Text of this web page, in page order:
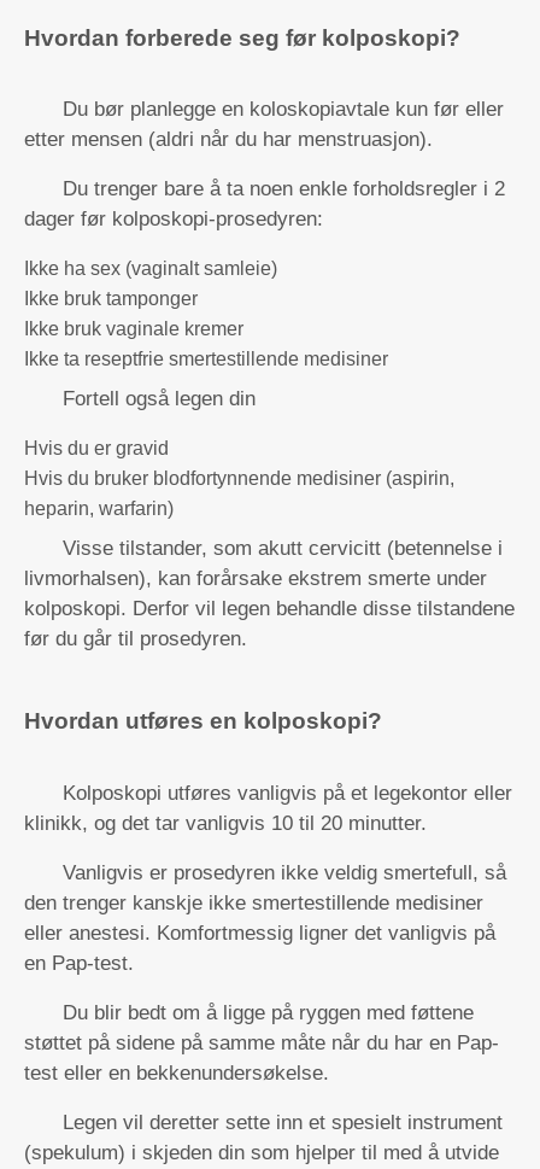
Hvordan forberede seg før kolposkopi?
Du bør planlegge en koloskopiavtale kun før eller
etter mensen (aldri når du har menstruasjon).
Du trenger bare å ta noen enkle forholdsregler i 2
dager før kolposkopi-prosedyren:
Ikke ha sex (vaginalt samleie)
Ikke bruk tamponger
Ikke bruk vaginale kremer
Ikke ta reseptfrie smertestillende medisiner
Fortell også legen din
Hvis du er gravid
Hvis du bruker blodfortynnende medisiner (aspirin,
heparin, warfarin)
Visse tilstander, som akutt cervicitt (betennelse i
livmorhalsen), kan forårsake ekstrem smerte under
kolposkopi. Derfor vil legen behandle disse tilstandene
før du går til prosedyren.
Hvordan utføres en kolposkopi?
Kolposkopi utføres vanligvis på et legekontor eller
klinikk, og det tar vanligvis 10 til 20 minutter.
Vanligvis er prosedyren ikke veldig smertefull, så
den trenger kanskje ikke smertestillende medisiner
eller anestesi. Komfortmessig ligner det vanligvis på
en Pap-test.
Du blir bedt om å ligge på ryggen med føttene
støttet på sidene på samme måte når du har en Pap-
test eller en bekkenundersøkelse.
Legen vil deretter sette inn et spesielt instrument
(spekulum) i skjeden din som hjelper til med å utvide